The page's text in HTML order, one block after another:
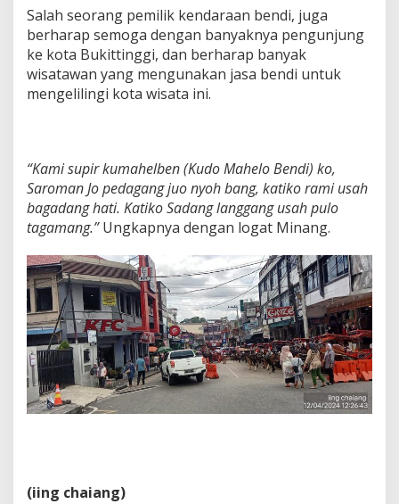
Salah seorang pemilik kendaraan bendi, juga
berharap semoga dengan banyaknya pengunjung
ke kota Bukittinggi, dan berharap banyak
wisatawan yang mengunakan jasa bendi untuk
mengelilingi kota wisata ini.
“Kami supir kumahelben (Kudo Mahelo Bendi) ko,
Saroman Jo pedagang juo nyoh bang, katiko rami usah
bagadang hati. Katiko Sadang langgang usah pulo
tagamang.”Ungkapnya dengan logat Minang.
(iing chaiang)